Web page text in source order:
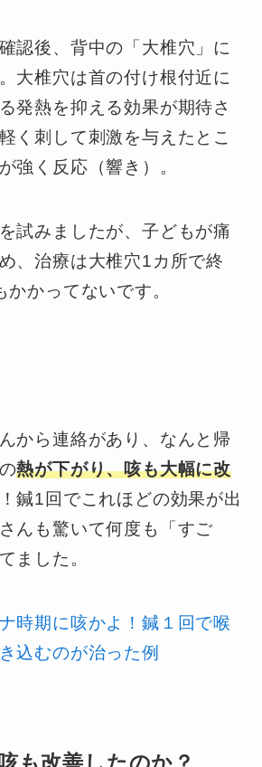
認後、背中の「大椎穴」に
大椎穴は首の付け根付近に
発熱を抑える効果が期待さ
く刺して刺激を与えたとこ
強く反応（響き）。
試みましたが、子どもが痛
、治療は大椎穴1カ所で終
かってないです。
から連絡があり、なんと帰
熱が下がり、咳も大幅に改
鍼1回でこれほどの効果が出
んも驚いて何度も「すご
ました。
時期に咳かよ！鍼１回で喉
込むのが治った例